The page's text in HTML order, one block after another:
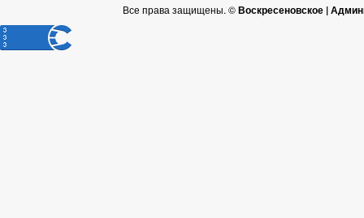
Все права защищены. ©Воскресеновское |